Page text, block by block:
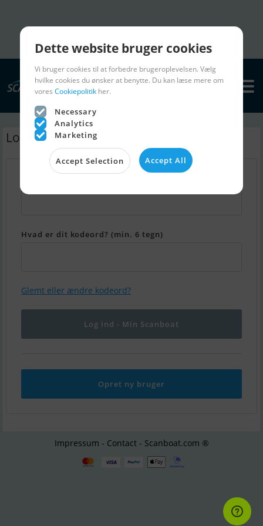
Log ind - Min Scanboat
Hvad er dit kodeord? (min. 6 tegn)
Glemt eller ændre kodeord?
Opret ny bruger
Impressum - Contact - Scanboat.com ®
Dette website bruger cookies
Vi bruger cookies til at forbedre brugeroplevelsen. Vælg
hvilke cookies du ønsker at benytte. Du kan læse mere om
vores Cookiepolitik her.
Necessary
Analytics
Marketing
Accept Selection Accept All